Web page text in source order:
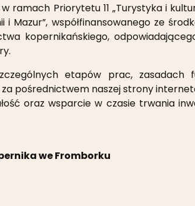
ramach Priorytetu 11 „Turystyka i
i Mazur”, współfinansowanego ze
kopernikańskiego,
etapów prac, zasadach
pośrednictwem naszej strony
oraz wsparcie w czasie trwania
we Fromborku